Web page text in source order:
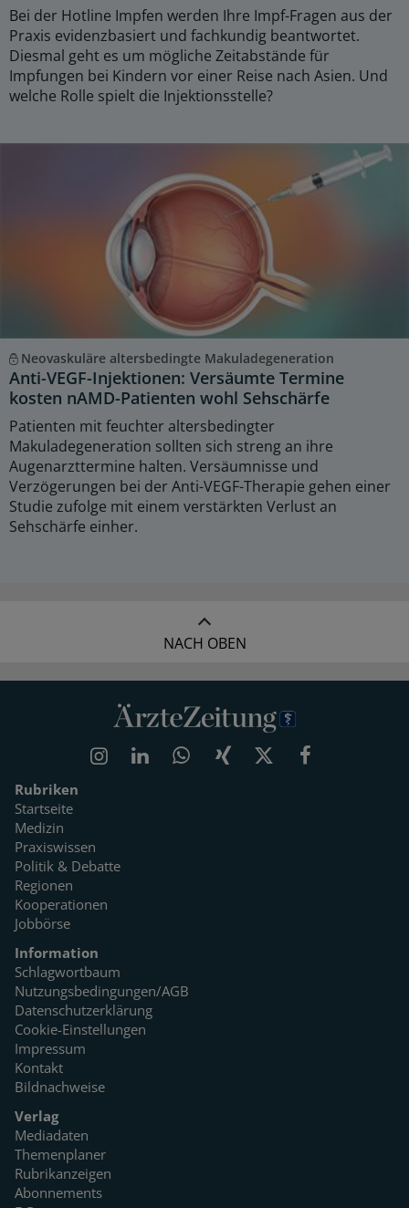
Bei der Hotline Impfen werden Ihre Impf-Fragen aus der
Praxis evidenzbasiert und fachkundig beantwortet.
Diesmal geht es um mögliche Zeitabstände für
Impfungen bei Kindern vor einer Reise nach Asien. Und
welche Rolle spielt die Injektionsstelle?
Neovaskuläre altersbedingte Makuladegeneration
Anti-VEGF-Injektionen: Versäumte Termine
kosten nAMD-Patienten wohl Sehschärfe
Patienten mit feuchter altersbedingter
Makuladegeneration sollten sich streng an ihre
Augenarzttermine halten. Versäumnisse und
Verzögerungen bei der Anti-VEGF-Therapie gehen einer
Studie zufolge mit einem verstärkten Verlust an
Sehschärfe einher.
NACH OBEN
Rubriken
Startseite
Medizin
Praxiswissen
Politik & Debatte
Regionen
Kooperationen
Jobbörse
Information
Schlagwortbaum
Nutzungsbedingungen/AGB
Datenschutzerklärung
Cookie-Einstellungen
Impressum
Kontakt
Bildnachweise
Verlag
Mediadaten
Themenplaner
Rubrikanzeigen
Abonnements